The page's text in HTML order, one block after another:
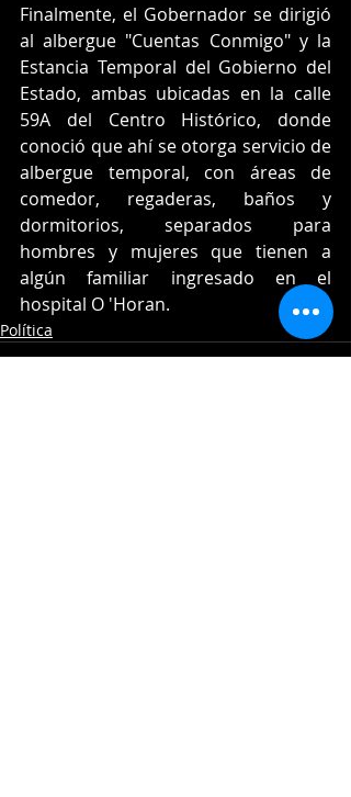
Finalmente, el Gobernador se dirigió
al albergue "Cuentas Conmigo" y la
Estancia Temporal del Gobierno del
Estado, ambas ubicadas en la calle
59A del Centro Histórico, donde
conoció que ahí se otorga servicio de
albergue temporal, con áreas de
comedor, regaderas, baños y
dormitorios, separados para
hombres y mujeres que tienen a
algún familiar ingresado en el
hospital O 'Horan.
Política